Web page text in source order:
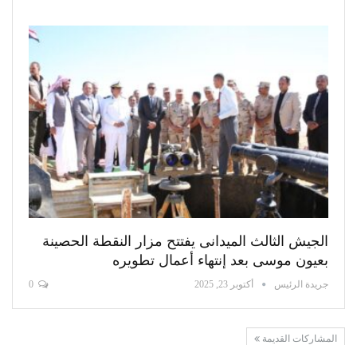
الجيش الثالث الميدانى يفتتح مزار النقطة الحصينة
بعيون موسى بعد إنتهاء أعمال تطويره
جريدة الرئيس أكتوبر 23, 2025
المشاركات القديمة